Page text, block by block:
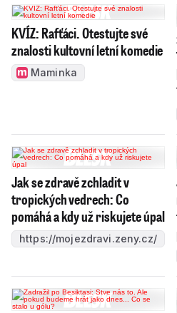
KVÍZ: Rafťáci. Otestujte své
znalosti kultovní letní komedie
Maminka
Jak se zdravě zchladit v
tropických vedrech: Co
pomáhá a kdy už riskujete úpal
https://mojezdravi.zeny.cz/